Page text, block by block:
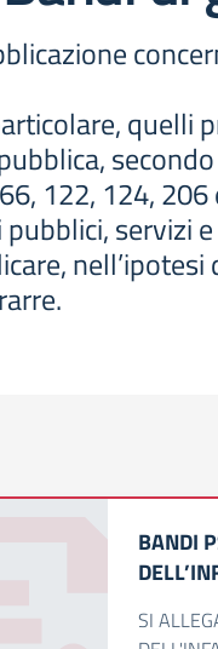
quelli
122, 124,
servizi
nell’ipotesi
BANDI
SI